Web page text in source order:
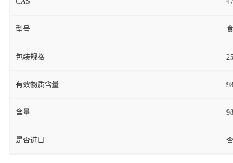
型号
包装规格
有效物质含量
含量
是否进口 否